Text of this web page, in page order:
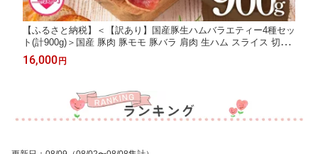
【ふるさと納税】＜【訳あり】国産豚生ハムバラエティー4種セッ
ト(計900g)＞国産 豚肉 豚モモ 豚バラ 肩肉 生ハム スライス 切り
落とし パンチェッタ 短冊 コッパスライス サラダ パーティー 数
量限定 家庭用 夏ギフト 手土産 【MI294-pl】【株式会社プラス】
16,000 円